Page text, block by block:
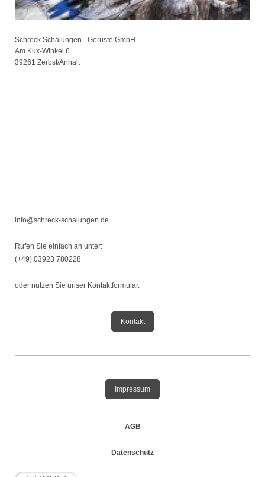
Schreck Schalungen - Gerüste GmbH
Am Kux-Winkel 6
39261 Zerbst/Anhalt
info@schreck-schalungen.de
Rufen Sie einfach an unter:
(+49) 03923 780228
oder nutzen Sie unser Kontaktformular.
Kontakt
Impressum
AGB
Datenschutz